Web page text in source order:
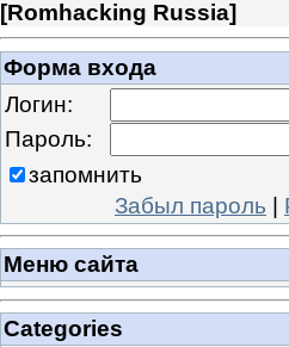
[Romhacking Russia]
Форма входа
Логин:
Пароль:
запомнить
Забыл пароль |
Меню сайта
Categories